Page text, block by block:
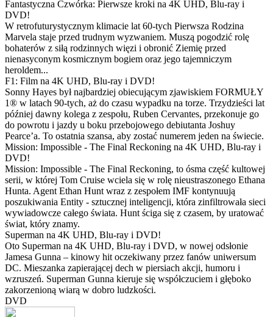
Fantastyczna Czwórka: Pierwsze kroki na 4K UHD, Blu-ray i
DVD!
W retrofuturystycznym klimacie lat 60-tych Pierwsza Rodzina
Marvela staje przed trudnym wyzwaniem. Muszą pogodzić rolę
bohaterów z siłą rodzinnych więzi i obronić Ziemię przed
nienasyconym kosmicznym bogiem oraz jego tajemniczym
heroldem...
F1: Film na 4K UHD, Blu-ray i DVD!
Sonny Hayes był najbardziej obiecującym zjawiskiem FORMUŁY
1® w latach 90-tych, aż do czasu wypadku na torze. Trzydzieści lat
później dawny kolega z zespołu, Ruben Cervantes, przekonuje go
do powrotu i jazdy u boku przebojowego debiutanta Joshuy
Pearce’a. To ostatnia szansa, aby zostać numerem jeden na świecie.
Mission: Impossible - The Final Reckoning na 4K UHD, Blu-ray i
DVD!
Mission: Impossible - The Final Reckoning, to ósma część kultowej
serii, w której Tom Cruise wciela się w rolę nieustraszonego Ethana
Hunta. Agent Ethan Hunt wraz z zespołem IMF kontynuują
poszukiwania Entity - sztucznej inteligencji, która zinfiltrowała sieci
wywiadowcze całego świata. Hunt ściga się z czasem, by uratować
świat, który znamy.
Superman na 4K UHD, Blu-ray i DVD!
Oto Superman na 4K UHD, Blu-ray i DVD, w nowej odsłonie
Jamesa Gunna – kinowy hit oczekiwany przez fanów uniwersum
DC. Mieszanka zapierającej dech w piersiach akcji, humoru i
wzruszeń. Superman Gunna kieruje się współczuciem i głęboko
zakorzenioną wiarą w dobro ludzkości.
DVD